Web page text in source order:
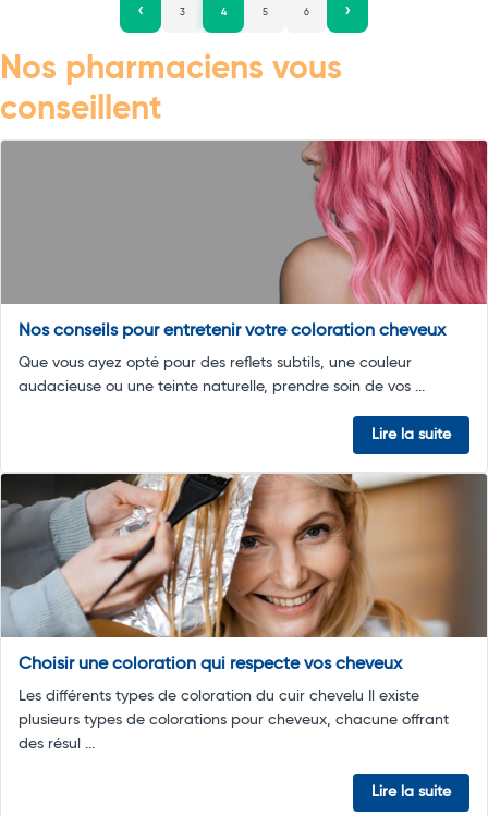
3 4 5 6
Nos pharmaciens vous
conseillent
Nos conseils pour entretenir votre coloration cheveux
Que vous ayez opté pour des reflets subtils, une couleur
audacieuse ou une teinte naturelle, prendre soin de vos ...
Lire la suite
Choisir une coloration qui respecte vos cheveux
Les différents types de coloration du cuir chevelu Il existe
plusieurs types de colorations pour cheveux, chacune offrant
des résul ...
Lire la suite